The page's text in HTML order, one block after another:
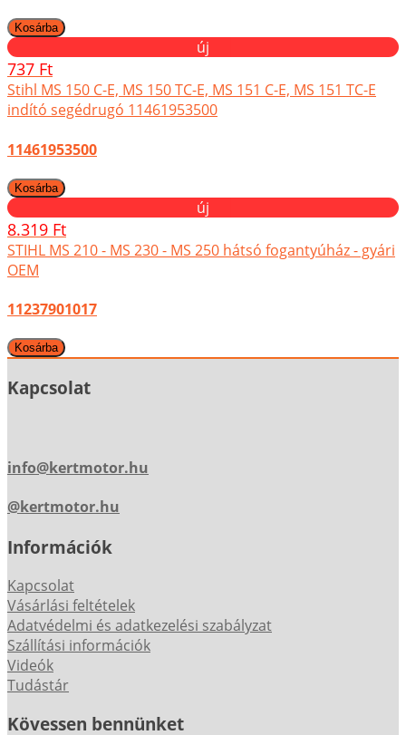
új
737 Ft
Stihl MS 150 C-E, MS 150 TC-E, MS 151 C-E, MS 151 TC-E
indító segédrugó 11461953500
11461953500
új
8.319 Ft
STIHL MS 210 - MS 230 - MS 250 hátsó fogantyúház - gyári
OEM
11237901017
Kapcsolat
info@kertmotor.hu
@kertmotor.hu
Információk
Kapcsolat
Vásárlási feltételek
Adatvédelmi és adatkezelési szabályzat
Szállítási információk
Videók
Tudástár
Kövessen bennünket